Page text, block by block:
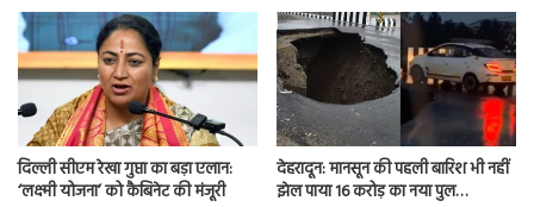
दिल्ली सीएम रेखा गुप्ता का बड़ा एलान:
‘लक्ष्मी योजना’ को कैबिनेट की मंजूरी
देहरादून: मानसून की पहली बारिश भी नहीं
झेल पाया 16 करोड़ का नया पुल…